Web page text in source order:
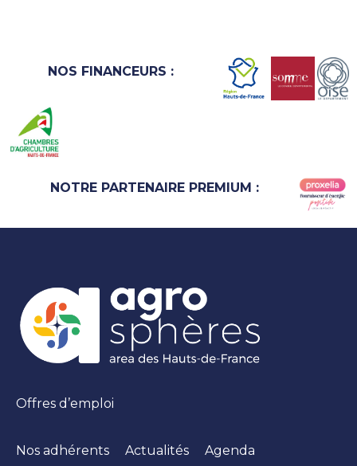
NOS FINANCEURS :
NOTRE PARTENAIRE PREMIUM :
Offres d’emploi
Nos adhérents Actualités Agenda